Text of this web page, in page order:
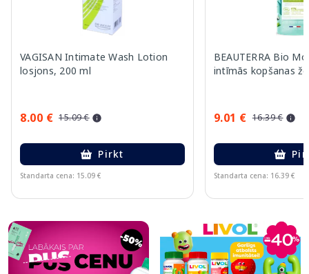
VAGISAN Intimate Wash Lotion
losjons, 200 ml
8.00 € 15.09 €
Pirkt
Standarta cena: 15.09 €
BEAUTERRA Bio
intīmās kopšanas
9.01 € 16.39 €
Standarta cena: 16.39 €